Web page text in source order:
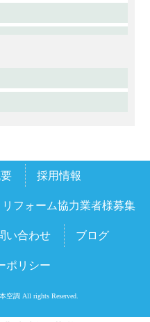
採用情報
リフォーム協力業者様募集
い合わせ ブログ
ポリシー
空調 All rights Reserved.